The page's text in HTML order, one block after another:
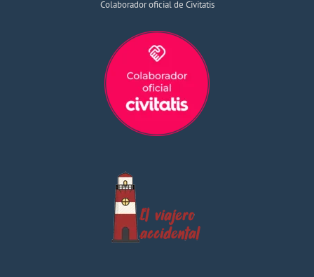
Colaborador oficial de Civitatis